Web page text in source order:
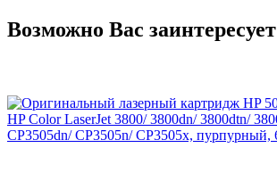
Возможно Вас заинтересует